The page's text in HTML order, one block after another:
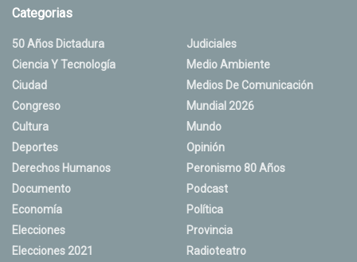
Categorias
50 Años Dictadura
Ciencia Y Tecnología
Ciudad
Congreso
Cultura
Deportes
Derechos Humanos
Documento
Economía
Elecciones
Elecciones 2021
Judiciales
Medio Ambiente
Medios De Comunicación
Mundial 2026
Mundo
Opinión
Peronismo 80 Años
Podcast
Política
Provincia
Radioteatro